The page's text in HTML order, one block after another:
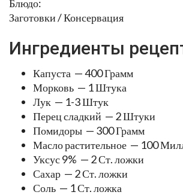
Блюдо:
Заготовки / Консервация
Ингредиенты
Капуста — 400 Грамм
Морковь — 1 Штука
Лук — 1-3 Штук
Перец сладкий — 2 Штуки
Помидоры — 300 Грамм
Масло растительное — 100
Уксус 9% — 2 Ст. ложки
Сахар — 2 Ст. ложки
Соль — 1 Ст. ложка